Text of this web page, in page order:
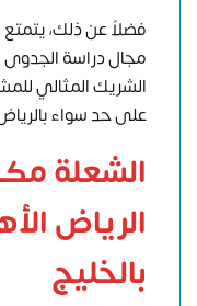
فضلاً عن ذلك،
مجال دراسة
الشريك المثالي
على حد سواء
الشعلة
الرياض
بالخليج